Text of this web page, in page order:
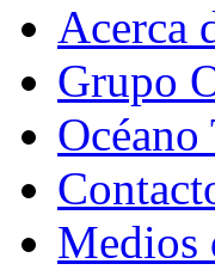
Acerca
Grupo
Océano
Medios